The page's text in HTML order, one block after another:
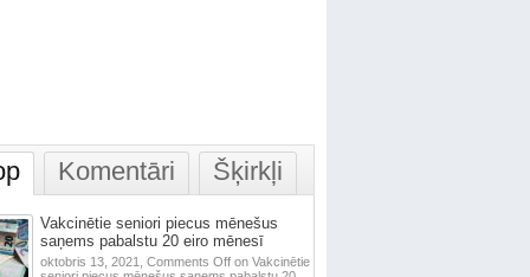
Komentāri Šķirkļi
Vakcinētie seniori piecus mēnešus
saņems pabalstu 20 eiro mēnesī
oktobris 13, 2021, Comments Offon Vakcinētie